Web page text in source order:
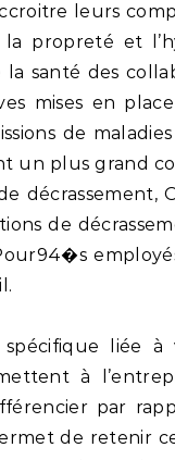
leurs
propreté et
santé des
mises en
de
un plus grand
décrassement,
de
liée à
à
par
de retenir